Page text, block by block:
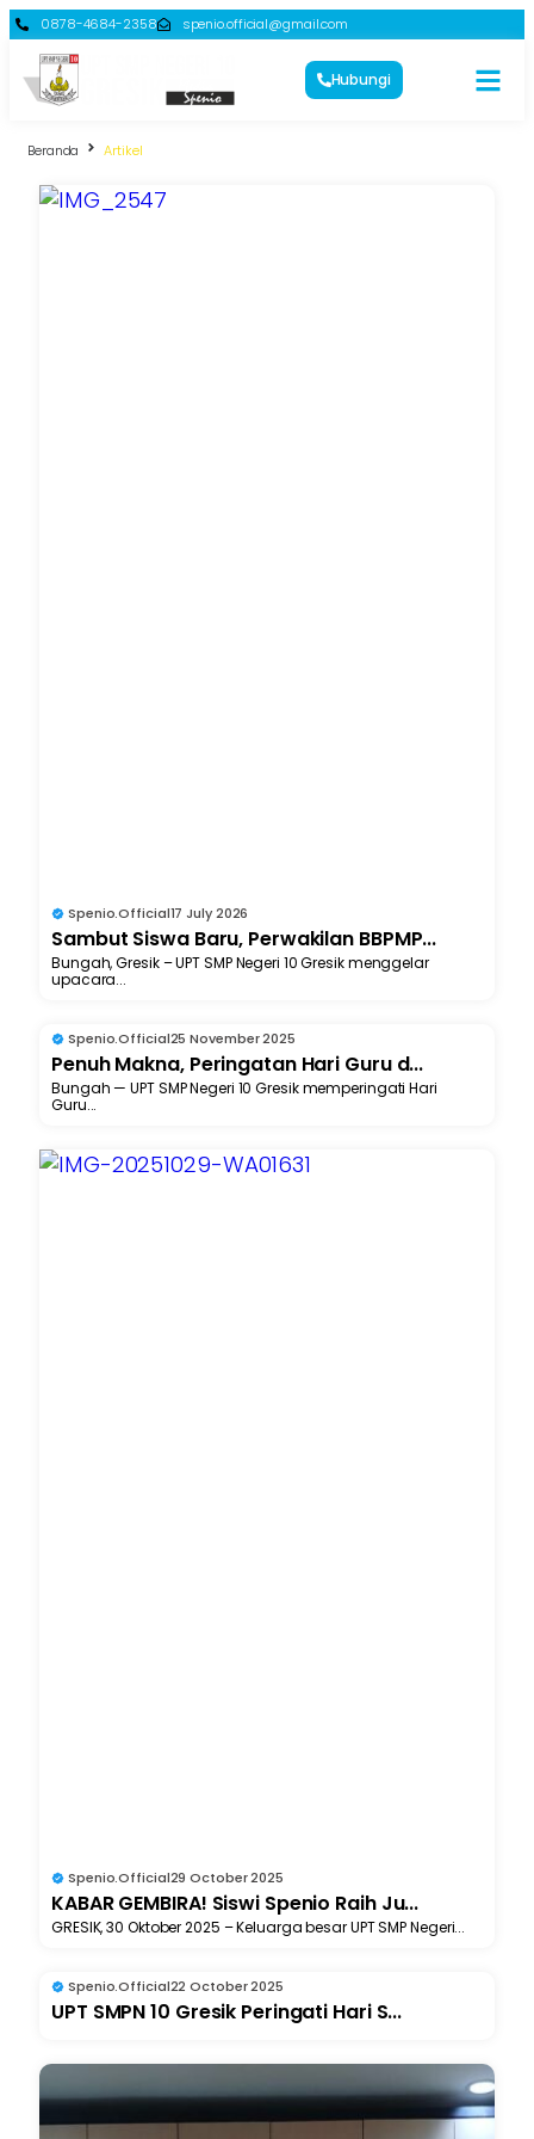
0878-4684-2358 spenio.official@gmail.com
Hubungi
Beranda Artikel
Spenio.official17 July 2026
Sambut Siswa Baru, Perwakilan BBPMP...
Bungah, Gresik – UPT SMP Negeri 10 Gresik menggelar
upacara...
Spenio.official25 November 2025
Penuh Makna, Peringatan Hari Guru d...
Bungah — UPT SMP Negeri 10 Gresik memperingati Hari
Guru...
Spenio.official29 October 2025
KABAR GEMBIRA! Siswi Spenio Raih Ju...
GRESIK, 30 Oktober 2025 – Keluarga besar UPT SMP Negeri...
Spenio.official22 October 2025
UPT SMPN 10 Gresik Peringati Hari S...